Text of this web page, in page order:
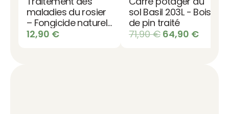
maladies du rosier
– Fongicide naturel
bio
12,90 €
sol Basil 203L - Bois
de pin traité
71,90€ Le
64,90 €Le